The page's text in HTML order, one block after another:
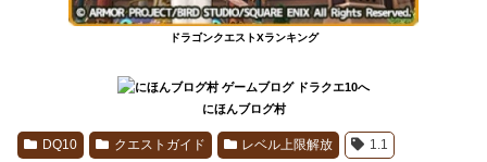
ドラゴンクエストXランキング
にほんブログ村
DQ10 クエストガイド レベル上限解放 1.1